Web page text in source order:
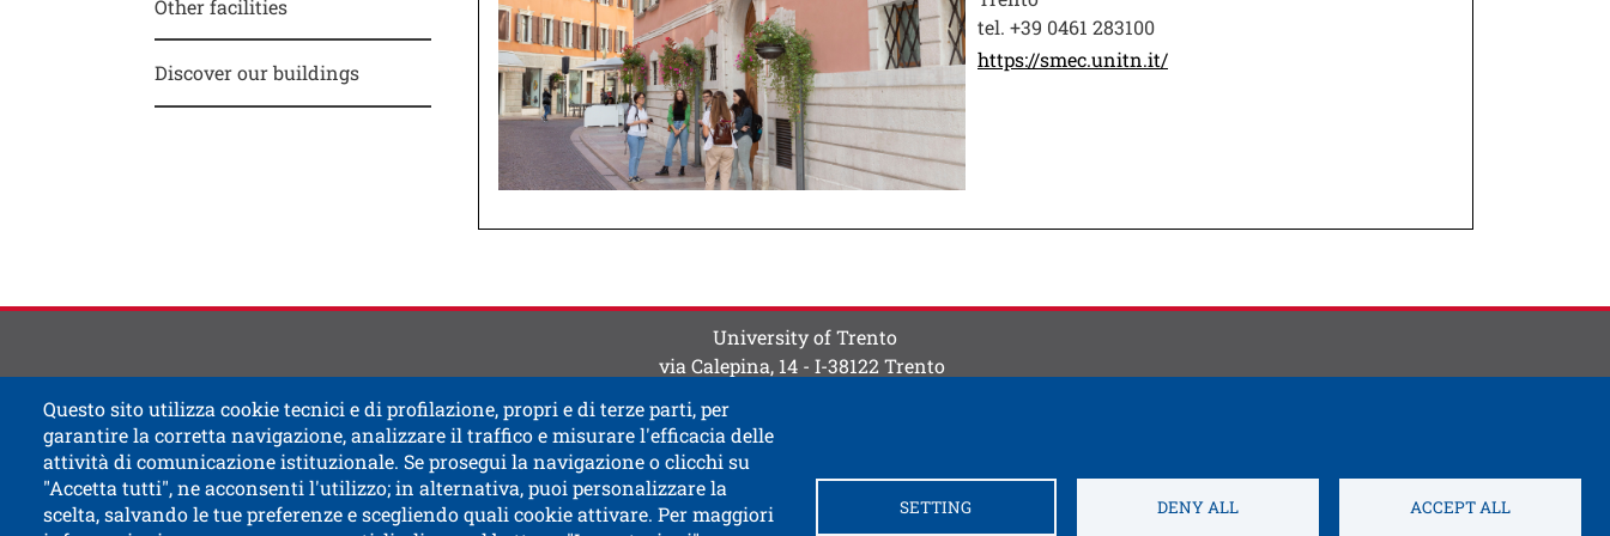
tel. +39 0461 283100
https://smec.unitn.it/
Questo sito utilizza cookie tecnici e di profilazione, propri e di terze parti, per
garantire la corretta navigazione, analizzare il traffico e misurare l'efficacia delle
attività di comunicazione istituzionale. Se prosegui la navigazione o clicchi su
"Accetta tutti", ne acconsenti l'utilizzo; in alternativa, puoi personalizzare la
scelta, salvando le tue preferenze e scegliendo quali cookie attivare. Per maggiori
SETTING DENY ALL ACCEPT ALL
Other facilities
Discover our buildings
University of Trento
via Calepina, 14 - I-38122 Trento